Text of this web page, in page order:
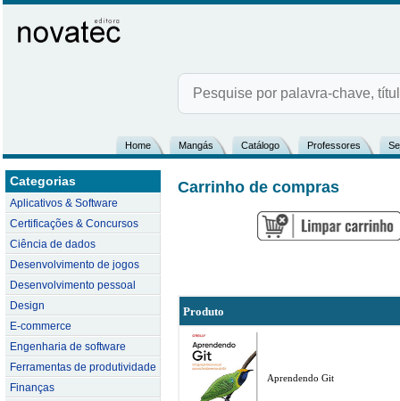
Home Mangás Catálogo Professores
Categorias
Aplicativos & Software
Certificações & Concursos
Ciência de dados
Desenvolvimento de jogos
Desenvolvimento pessoal
Design
E-commerce
Engenharia de software
Ferramentas de produtividade
Finanças
Carrinho de compras
Produto
Aprendendo Git